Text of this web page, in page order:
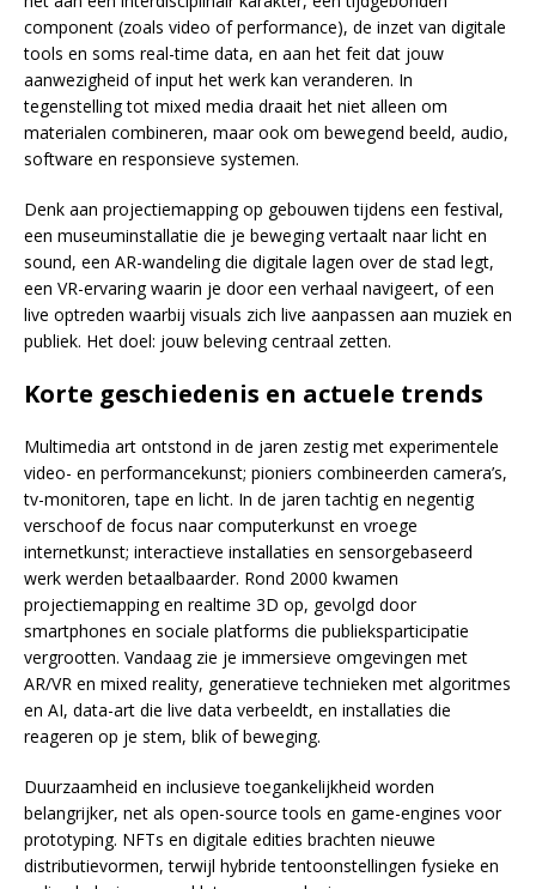
component (zoals video of performance), de inzet van digitale
tools en soms real-time data, en aan het feit dat jouw
aanwezigheid of input het werk kan veranderen. In
tegenstelling tot mixed media draait het niet alleen om
materialen combineren, maar ook om bewegend beeld, audio,
software en responsieve systemen.
Denk aan projectiemapping op gebouwen tijdens een festival,
een museuminstallatie die je beweging vertaalt naar licht en
sound, een AR-wandeling die digitale lagen over de stad legt,
een VR-ervaring waarin je door een verhaal navigeert, of een
live optreden waarbij visuals zich live aanpassen aan muziek en
publiek. Het doel: jouw beleving centraal zetten.
Korte geschiedenis en actuele trends
Multimedia art ontstond in de jaren zestig met experimentele
video- en performancekunst; pioniers combineerden camera’s,
tv-monitoren, tape en licht. In de jaren tachtig en negentig
verschoof de focus naar computerkunst en vroege
internetkunst; interactieve installaties en sensorgebaseerd
werk werden betaalbaarder. Rond 2000 kwamen
projectiemapping en realtime 3D op, gevolgd door
smartphones en sociale platforms die publieksparticipatie
vergrootten. Vandaag zie je immersieve omgevingen met
AR/VR en mixed reality, generatieve technieken met algoritmes
en AI, data-art die live data verbeeldt, en installaties die
reageren op je stem, blik of beweging.
Duurzaamheid en inclusieve toegankelijkheid worden
belangrijker, net als open-source tools en game-engines voor
prototyping. NFTs en digitale edities brachten nieuwe
distributievormen, terwijl hybride tentoonstellingen fysieke en